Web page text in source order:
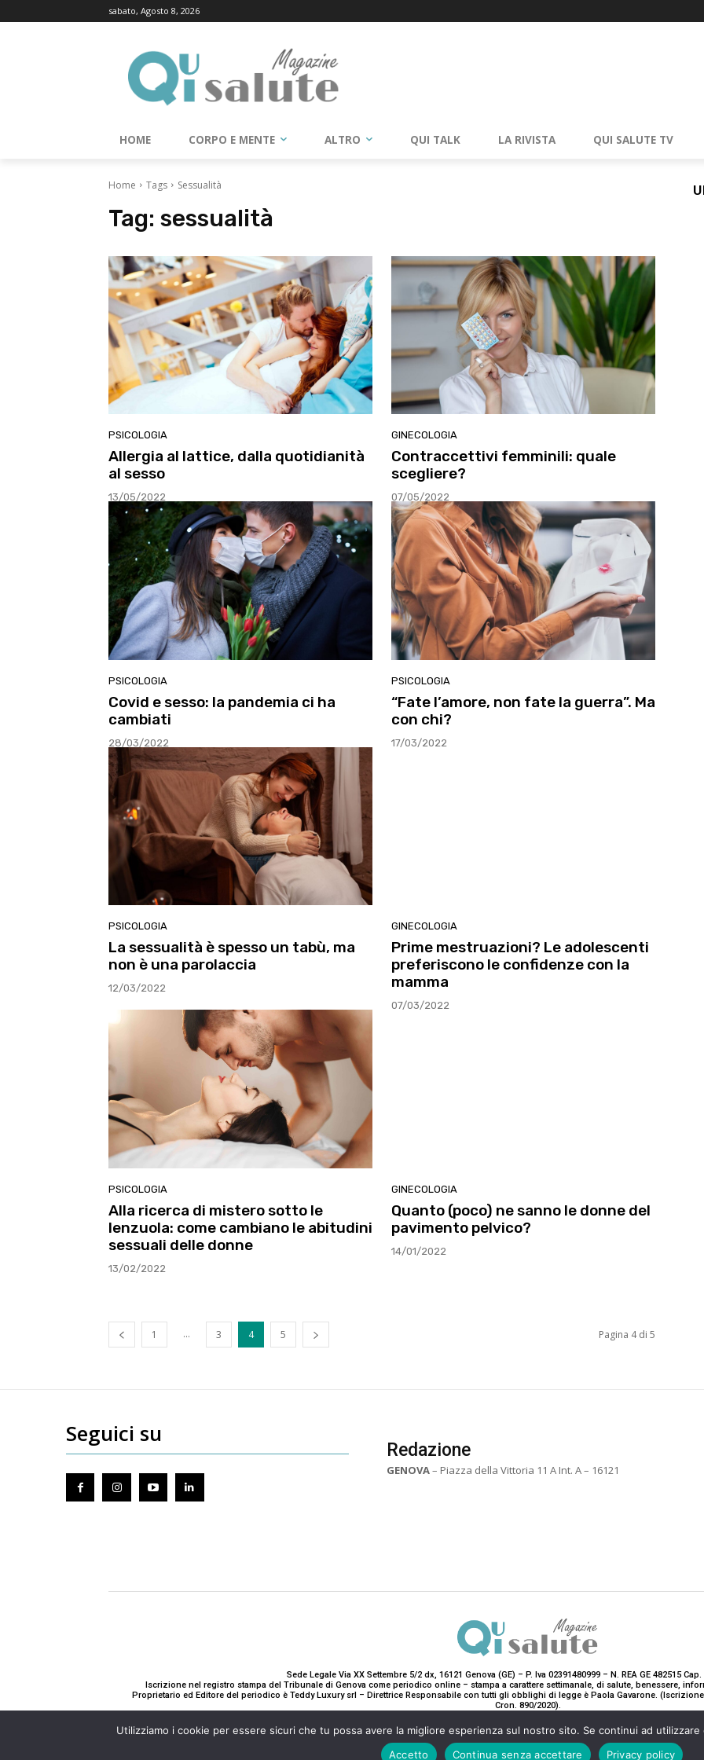
sabato, Agosto 8, 2026
HOME CORPO E MENTE ALTRO QUI TALK LA RIVISTA QUI SALUTE TV
Home Tags Sessualità
Tag: sessualità
PSICOLOGIA
Allergia al lattice, dalla quotidianità
al sesso
13/05/2022
GINECOLOGIA
Contraccettivi femminili: quale
scegliere?
07/05/2022
PSICOLOGIA
Covid e sesso: la pandemia ci ha
cambiati
28/03/2022
PSICOLOGIA
“Fate l’amore, non fate la guerra”. Ma
con chi?
17/03/2022
PSICOLOGIA
La sessualità è spesso un tabù, ma
non è una parolaccia
12/03/2022
GINECOLOGIA
Prime mestruazioni? Le adolescenti
preferiscono le confidenze con la
mamma
07/03/2022
PSICOLOGIA
Alla ricerca di mistero sotto le
lenzuola: come cambiano le abitudini
sessuali delle donne
13/02/2022
GINECOLOGIA
Quanto (poco) ne sanno le donne del
pavimento pelvico?
14/01/2022
1 ... 3 4 5 Pagina 4 di 5
Seguici su
Redazione
GENOVA– Piazza della Vittoria 11 A Int. A – 16121
Sede Legale Via XX Settembre 5/2 dx, 16121 Genova (GE) – P. Iva 02391480999 – N. REA GE 482515
Iscrizione nel registro stampa del Tribunale di Genova come periodico online – stampa a carattere settimanale, di salute, benessere,
Proprietario ed Editore del periodico è Teddy Luxury srl – Direttrice Responsabile con tutti gli obblighi di legge è Paola Gavarone. (Iscrizione
Cron. 890/2020).
2020-2025© Teddy Luxury SRL
Utilizziamo i cookie per essere sicuri che tu possa avere la migliore esperienza sul nostro sito. Se continui ad
Accetto
Continua senza accettare Privacy policy